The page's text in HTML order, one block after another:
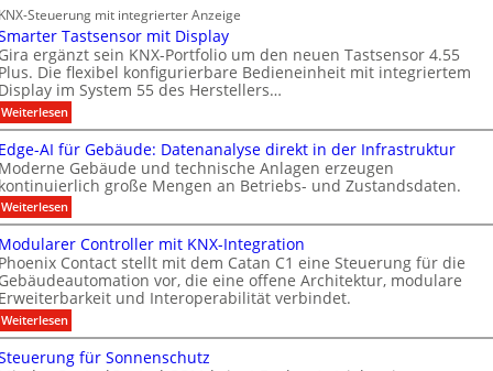
e
n
M
a
r
k
e
t
n
e
r
b
e
i
M
D
T
T
e
c
h
n
o
l
h
e
s
t
e
r
k
e
n
u
n
g
m
i
a
e
r
ö
f
f
n
e
t
n
u
e
s
A
u
s
c
h
e
r
h
e
i
t
s
e
x
p
o
M
n
c
h
e
n
2
0
2
Steuerung mit integrierter Anzeige
Tastsensor mit Display
ergänzt sein KNX-Portfolio um den neuen Tastsensor 4.55
Die flexibel konfigurierbare Bedieneinheit mit integriertem
im System 55 des Herstellers…
Weiterlesen:
S
m
a
r
t
e
r
a
s
t
s
e
n
s
o
AI für Gebäude: Datenanalyse direkt in der Infrastruktur
Gebäude und technische Anlagen erzeugen
große Mengen an Betriebs- und Zustandsdaten.
Weiterlesen:
E
g
e
-
A
I
f
ü
r
Controller mit KNX-Integration
Contact stellt mit dem Catan C1 eine Steuerung für die
vor, die eine offene Architektur, modulare
und Interoperabilität verbindet.
Weiterlesen:
M
d für Sonnenschutz